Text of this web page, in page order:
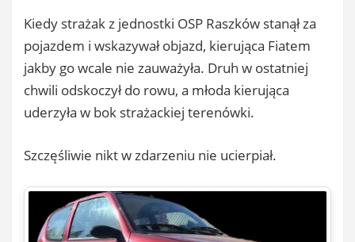
Kiedy strażak z jednostki OSP Raszków stanął za
pojazdem i wskazywał objazd, kierująca Fiatem
jakby go wcale nie zauważyła. Druh w ostatniej
chwili odskoczył do rowu, a młoda kierująca
uderzyła w bok strażackiej terenówki.
Szczęśliwie nikt w zdarzeniu nie ucierpiał.